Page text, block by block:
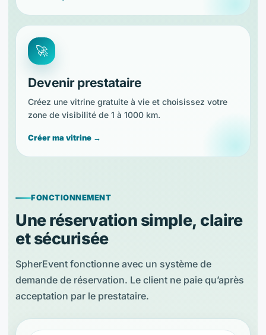
🚀
Devenir prestataire
Créez une vitrine gratuite à vie et choisissez votre
zone de visibilité de 1 à 1000 km.
Créer ma vitrine →
FONCTIONNEMENT
Une réservation simple, claire
et sécurisée
SpherEvent fonctionne avec un système de
demande de réservation. Le client ne paie qu’après
acceptation par le prestataire.